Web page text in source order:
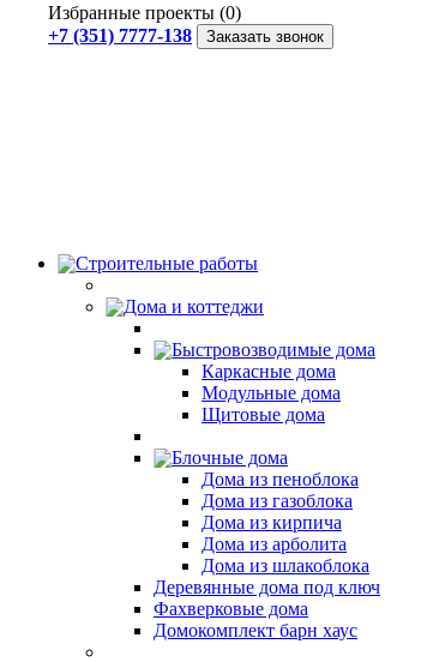
Избранные проекты (0)
+7 (351) 7777-138
Заказать звонок
Строительные работы
Дома и коттеджи
Быстровозводимые дома
Каркасные дома
Модульные дома
Щитовые дома
Блочные дома
Дома из пеноблока
Дома из газоблока
Дома из кирпича
Дома из арболита
Дома из шлакоблока
Деревянные дома под ключ
Фахверковые дома
Домокомплект барн хаус